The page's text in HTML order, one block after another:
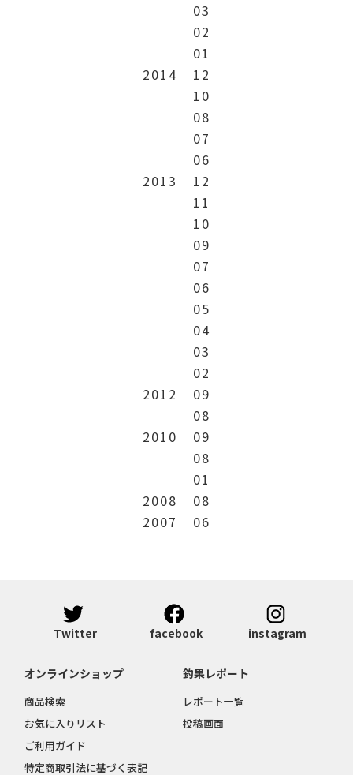
03
02
01
2014
12
10
08
07
06
2013
12
11
10
09
07
06
05
04
03
02
2012
09
08
2010
09
08
01
2008
08
2007
06
Twitter facebook instagram
オンラインショップ
商品検索
お気に入りリスト
ご利用ガイド
特定商取引法に基づく表記
釣果レポート
レポート一覧
投稿画面